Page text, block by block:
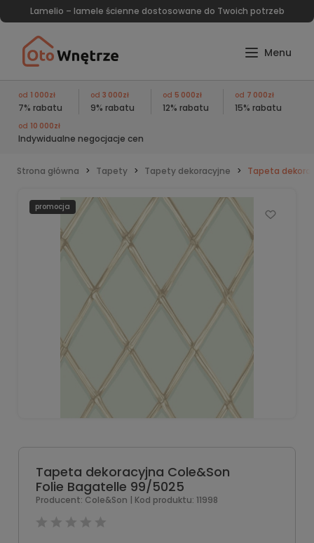
Lamelio – lamele ścienne dostosowane do Twoich potrzeb
od 1 000zł
7% rabatu
od 3 000zł
9% rabatu
od 5 000zł
12% rabatu
od 7 000zł
15% rabatu
od 10 000zł
Indywidualne negocjacje cen
Strona główna Tapety Tapety dekoracyjne Tapeta
promocja
Tapeta dekoracyjna Cole&Son
Folie Bagatelle 99/5025
Producent: Cole&Son | Kod produktu: 11998